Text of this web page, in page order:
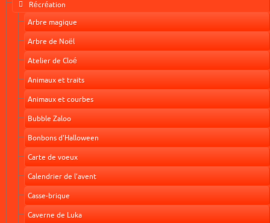
Récréation
Arbre magique
Arbre de Noël
Atelier de Cloé
Animaux et traits
Animaux et courbes
Bubble Zaloo
Bonbons d'Halloween
Carte de voeux
Calendrier de l'avent
Casse-brique
Caverne de Luka